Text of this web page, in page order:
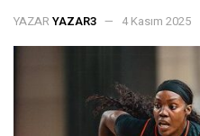
YAZAR YAZAR3 4 Kasım 2025